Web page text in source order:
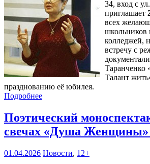
34, вход с
приглашает
всех
школьников
колледжей,
встречу с
Таранченко
Талант
празднованию её юбилея.
Подробнее
Поэтический
свечах «Душа Женщины»
01.04.2026 Новости, 12+